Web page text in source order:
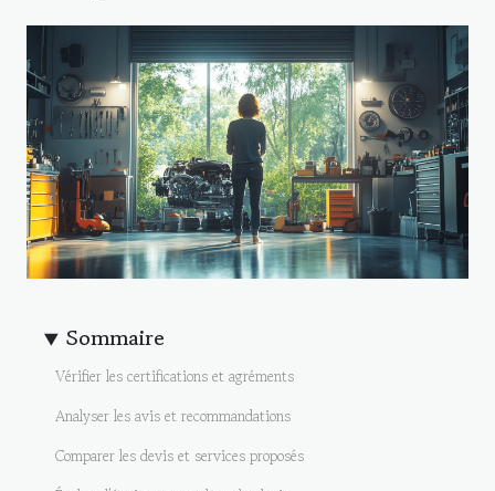
Sommaire
Vérifier les certifications et agréments
Analyser les avis et recommandations
Comparer les devis et services proposés